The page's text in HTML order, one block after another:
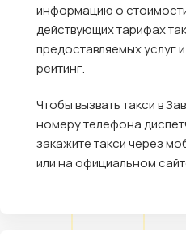
информацию о
действующих тарифах
предоставляемых услуг
рейтинг.
Чтобы вызвать такси в
номеру телефона
закажите такси через
или на официальном